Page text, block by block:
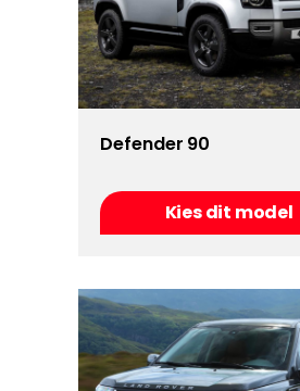
Defender 90
Kies dit model